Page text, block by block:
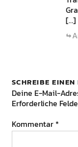
[…]
SCHREIBE
Deine E-Mail-
Erforderliche
Kommentar *